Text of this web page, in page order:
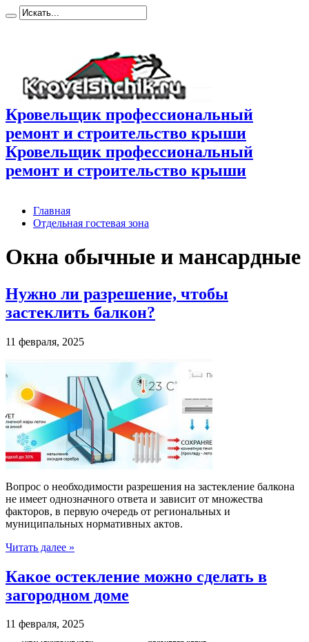
Кровельщик профессиональный
ремонт и строительство крыши
Кровельщик профессиональный
ремонт и строительство крыши
Главная
Отдельная гостевая зона
Окна обычные и мансардные
Нужно ли разрешение, чтобы
застеклить балкон?
11 февраля, 2025
Вопрос о необходимости разрешения на застекление балкона
не имеет однозначного ответа и зависит от множества
факторов, в первую очередь от региональных и
муниципальных нормативных актов.
Читать далее »
Какое остекление можно сделать в
загородном доме
11 февраля, 2025